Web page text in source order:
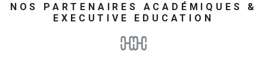
NOS PARTENAIRES ACADÉMIQUES &
EXECUTIVE EDUCATION